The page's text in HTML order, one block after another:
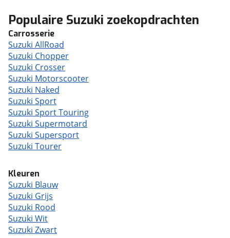
Populaire Suzuki zoekopdrachten
Carrosserie
Suzuki AllRoad
Suzuki Chopper
Suzuki Crosser
Suzuki Motorscooter
Suzuki Naked
Suzuki Sport
Suzuki Sport Touring
Suzuki Supermotard
Suzuki Supersport
Suzuki Tourer
Kleuren
Suzuki Blauw
Suzuki Grijs
Suzuki Rood
Suzuki Wit
Suzuki Zwart